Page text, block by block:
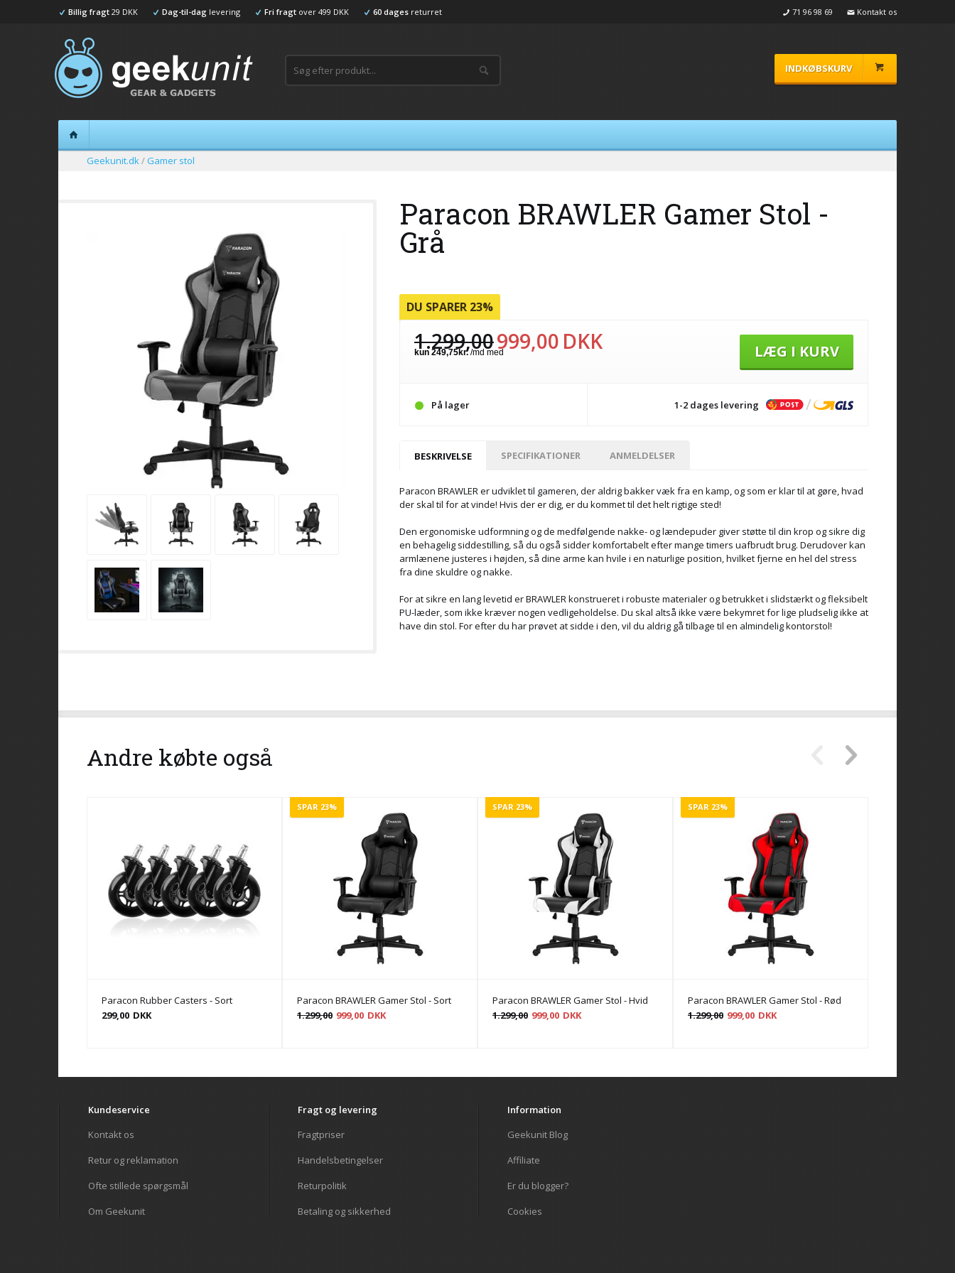
Billig fragt 29 DKK Dag-til-dag levering Fri fragt over 499 DKK 60 dages returret 71 96 98 69 Kontakt os
INDKØBSKURV
Geekunit.dk/Gamer stol
Paracon BRAWLER Gamer Stol -
Grå
DU SPARER 23%
1.299,00999,00 DKK LÆG I KURV
På lager 1-2 dages levering
BESKRIVELSE SPECIFIKATIONER ANMELDELSER
Paracon BRAWLER er udviklet til gameren, der aldrig bakker væk fra en kamp, og som er klar til at gøre, hvad
der skal til for at vinde! Hvis der er dig, er du kommet til det helt rigtige sted!
Den ergonomiske udformning og de medfølgende nakke- og lændepuder giver støtte til din krop og sikre dig
en behagelig siddestilling, så du også sidder komfortabelt efter mange timers uafbrudt brug. Derudover kan
armlænene justeres i højden, så dine arme kan hvile i en naturlige position, hvilket fjerne en hel del stress
fra dine skuldre og nakke.
For at sikre en lang levetid er BRAWLER konstrueret i robuste materialer og betrukket i slidstærkt og fleksibelt
PU-læder, som ikke kræver nogen vedligeholdelse. Du skal altså ikke være bekymret for lige pludselig ikke at
have din stol. For efter du har prøvet at sidde i den, vil du aldrig gå tilbage til en almindelig kontorstol!
Andre købte også
Paracon Rubber Casters - Sort
299,00 DKK
SPAR 23%
Paracon BRAWLER Gamer Stol - Sort
1.299,00 999,00 DKK
SPAR 23%
Paracon BRAWLER Gamer Stol - Hvid
1.299,00 999,00 DKK
SPAR 23%
Paracon BRAWLER Gamer Stol - Rød
1.299,00 999,00 DKK
Kundeservice
Kontakt os
Retur og reklamation
Ofte stillede spørgsmål
Om Geekunit
Fragt og levering
Fragtpriser
Handelsbetingelser
Returpolitik
Betaling og sikkerhed
Information
Geekunit Blog
Affiliate
Er du blogger?
Cookies